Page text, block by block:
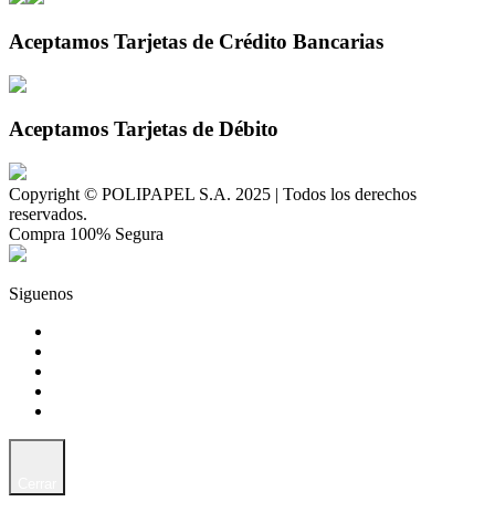
Aceptamos Tarjetas de Crédito Bancarias
Aceptamos Tarjetas de Débito
Copyright © POLIPAPEL S.A. 2025 | Todos los derechos
reservados.
Compra 100% Segura
Siguenos